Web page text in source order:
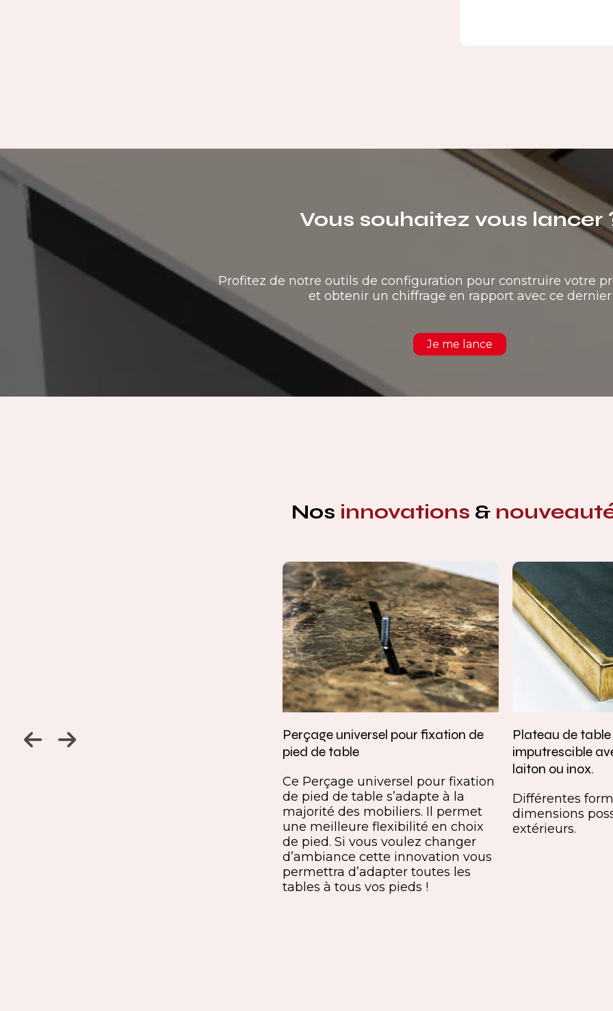
Vous souhaitez vous lancer
Profitez de notre outils de configuration pour construire votre
et obtenir un chiffrage en rapport avec ce dernier
Je me lance
Nos innovations &
Jambage à 45
Perçage universel pour fixation de
pied de table
Ce Perçage universel pour fixation
de pied de table s’adapte à la
majorité des mobiliers. Il permet
une meilleure flexibilité en choix
de pied. Si vous voulez changer
d’ambiance cette innovation vous
permettra d’adapter toutes les
tables à tous vos pieds !
Plateau de
imputrescible
laiton ou inox.
Différentes
dimensions
extérieurs.